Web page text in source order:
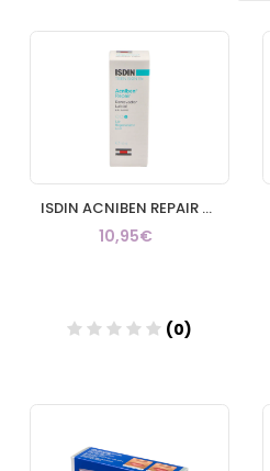
ISDIN ACNIBEN REPAIR BALSAMO REPARADOR 1 TUBO 10 ml
10,95€
(0)